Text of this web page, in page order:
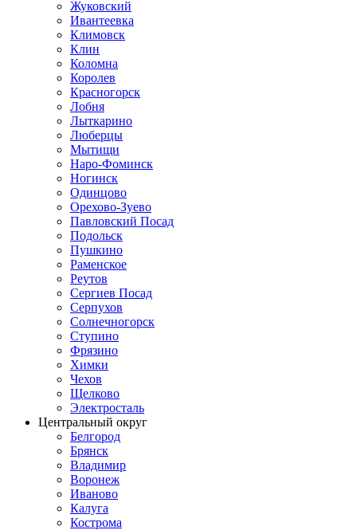
Жуковский
Ивантеевка
Климовск
Клин
Коломна
Королев
Красногорск
Лобня
Лыткарино
Люберцы
Мытищи
Наро-Фоминск
Ногинск
Одинцово
Орехово-Зуево
Павловский Посад
Подольск
Пушкино
Раменское
Реутов
Сергиев Посад
Серпухов
Солнечногорск
Ступино
Фрязино
Химки
Чехов
Щелково
Электросталь
Центральный округ
Белгород
Брянск
Владимир
Воронеж
Иваново
Калуга
Кострома